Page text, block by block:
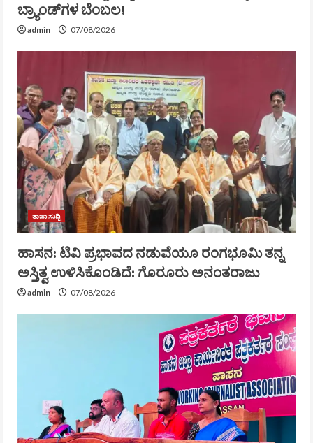
ಬ್ರ್ಯಾಂಡ್‌ಗಳ ಬೆಂಬಲ!
admin 07/08/2026
ತಾಜಾ ಸುದ್ದಿ
ಹಾಸನ: ಟಿವಿ ಪ್ರಭಾವದ ನಡುವೆಯೂ ರಂಗಭೂಮಿ ತನ್ನ
ಅಸ್ತಿತ್ವ ಉಳಿಸಿಕೊಂಡಿದೆ: ಗೊರೂರು ಅನಂತರಾಜು
admin 07/08/2026